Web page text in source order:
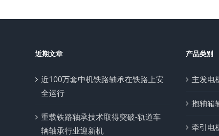
近期文章
近100万套中机铁路轴承在铁路上安
全运行
重载铁路轴承技术取得突破-轨道车
辆轴承行业迎新机
产品类别
主发电
抱轴箱
牵引电